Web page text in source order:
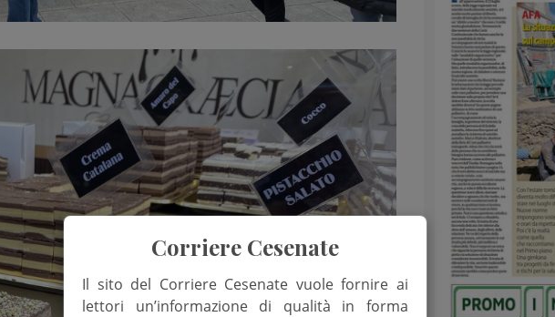
Corriere Cesenate
Il sito del Corriere Cesenate vuole fornire ai
lettori un’informazione di qualità in forma